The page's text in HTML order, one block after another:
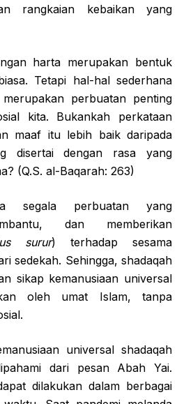
rangkaian kebaikan yang
harta merupakan bentuk
Tetapi hal-hal sederhana
perbuatan penting
kita. Bukankah perkataan
maaf itu lebih baik daripada
disertai dengan rasa yang
(Q.S. al-Baqarah: 263)
segala perbuatan yang
dan memberikan
surur) terhadap sesama
sedekah. Sehingga, shadaqah
sikap kemanusiaan universal
oleh umat Islam, tanpa
universal shadaqah
dari pesan Abah Yai.
dilakukan dalam berbagai